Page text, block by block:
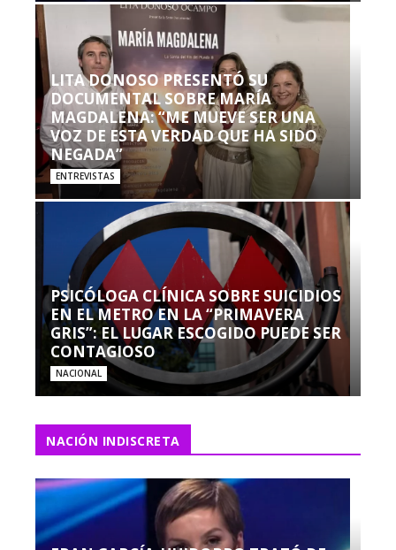
LITA DONOSO PRESENTÓ SU
DOCUMENTAL SOBRE MARÍA
MAGDALENA: “ME MUEVE SER UNA
VOZ DE ESTA VERDAD QUE HA SIDO
NEGADA”
ENTREVISTAS
PSICÓLOGA CLÍNICA SOBRE SUICIDIOS
EN EL METRO EN LA “PRIMAVERA
GRIS”: EL LUGAR ESCOGIDO PUEDE SER
CONTAGIOSO
NACIONAL
NACIÓN INDISCRETA